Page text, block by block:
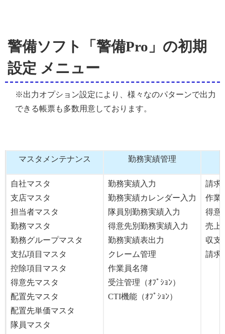
警備ソフト「警備Pro」の初期
設定 メニュー
※出力オプション設定により、様々なのパターンで出力
できる帳票も多数用意しております。
マスタメンテナンス 勤務実績管理
自社マスタ
支店マスタ
担当者マスタ
勤務マスタ
勤務グループマスタ
支払項目マスタ
控除項目マスタ
得意先マスタ
配置先マスタ
配置先単価マスタ
隊員マスタ
勤務実績入力
勤務実績カレンダー入力
隊員別勤務実績入力
得意先別勤務実績入力
勤務実績表出力
クレーム管理
作業員名簿
受注管理（ｵﾌﾟｼｮﾝ）
CTI機能（ｵﾌﾟｼｮﾝ）
請求
作業
得意
売上
収支
請求